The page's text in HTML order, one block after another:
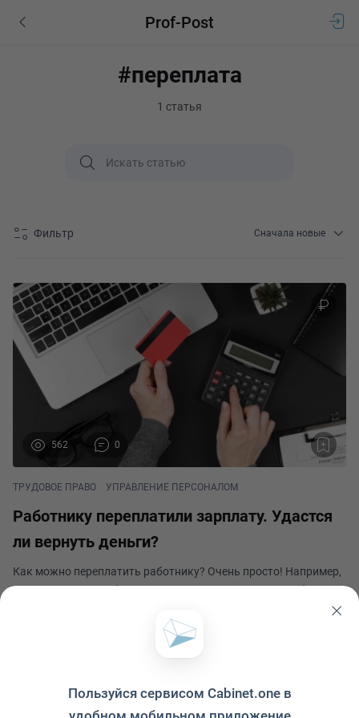
Prof-Post
#переплата
1 статья
Фильтр Сначала новые
562 0
ТРУДОВОЕ ПРАВО УПРАВЛЕНИЕ ПЕРСОНАЛОМ
Работнику переплатили зарплату. Удастся
ли вернуть деньги?
Как можно переплатить работнику? Очень просто! Например,
при увольнении работнику выплатили выходное пособие, но в
последующем его восстановили на работе. Или работник ушел
на больничный на несколько месяцев или в отпуск по уходу за
Опубликовано 30 июня 2023
Пользуйся сервисом Cabinet.one в